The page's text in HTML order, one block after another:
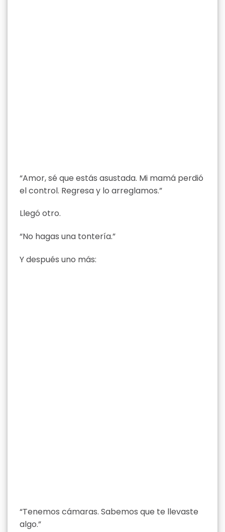
“Amor, sé que estás asustada. Mi mamá perdió
el control. Regresa y lo arreglamos.”
Llegó otro.
“No hagas una tontería.”
Y después uno más:
“Tenemos cámaras. Sabemos que te llevaste
algo.”